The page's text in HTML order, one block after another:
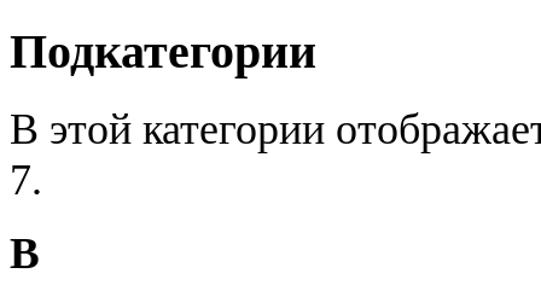
Подкатегории
В этой категории
7.
В